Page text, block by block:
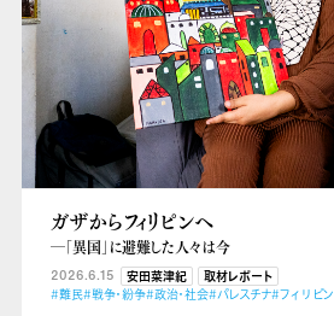
ガザからフィリピンへ
―「異国」に避難した人々は今
2026.6.15 安田菜津紀
取材レポート
#難民#戦争・紛争#政治・社会#パレスチナ#フィリピン